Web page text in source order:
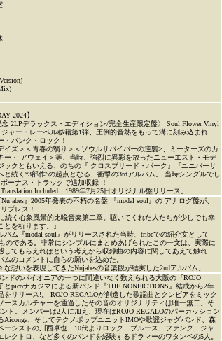
2024】
2LPデラックス・エディション/完全生産限定盤〉 Soul Flower Vinyl
ジャー・レーベル移籍第1弾、圧倒的音熱をもって溝に刻み込まれ
・パンク・ロック！
イズ＞＜青春の翳り＞＜ソウルサバイバーの逆襲>、ミーターズのカ
ー・ アウェイ＞等、当時、強烈に異彩を放ったニューエスト・モデ
ックともいえる、のちの『 クロスブリード・パーク』『ユニバーサ
と続く“3部作”の起点となる、衝撃の3rdアルバム。 当時シングルでし
ーナス・トラックで追加収録 ！
Included 1989年7月25日オリジナル盤リリース。
』2005年発表の不朽の名盤 『modal soul』の アナログ盤が、
プレス！
に続く心象風景的比喩音楽第二章。聴いてくれた人たちが少しでも幸
を祈ります。』
バム『modal soul』がリリースされた当時、tribeでの紹介文として
のである。非常にシンプルにまとめあげられたこの一文は、実際に
してもらえればという考えから収録曲の内容に関してあえて触れ
ムのコメントに自らの願いを込めた。
想いを表現してきたNujabesの音楽観が結実した2ndアルバム。
ドのパイオニアの一つに間違いなく数えられる大阪の『ROJO
とpicoナカジマによる新バンド『THE NONFICTIONS』結成から2年
をリリース!。 ROJO REGALOが創造した歌謡曲とクンビアをミック
ースカルチャーを通過したその音のオリジナリティは唯一無二。そ
ド。メンバーは2人に加え、現在はROJO REGALOのパーカッション
Aiconga、そしてテクノポップユニットIMOや歌謡ジャグバンド、森
ーシストの川西卓也、10代よりロック、ブルース、ファンク、ジャ
レクトロ、など多くのバンドを経験するドラマーのワタンベの5人。